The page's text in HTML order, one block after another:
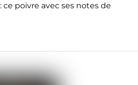
: ce poivre avec ses notes de